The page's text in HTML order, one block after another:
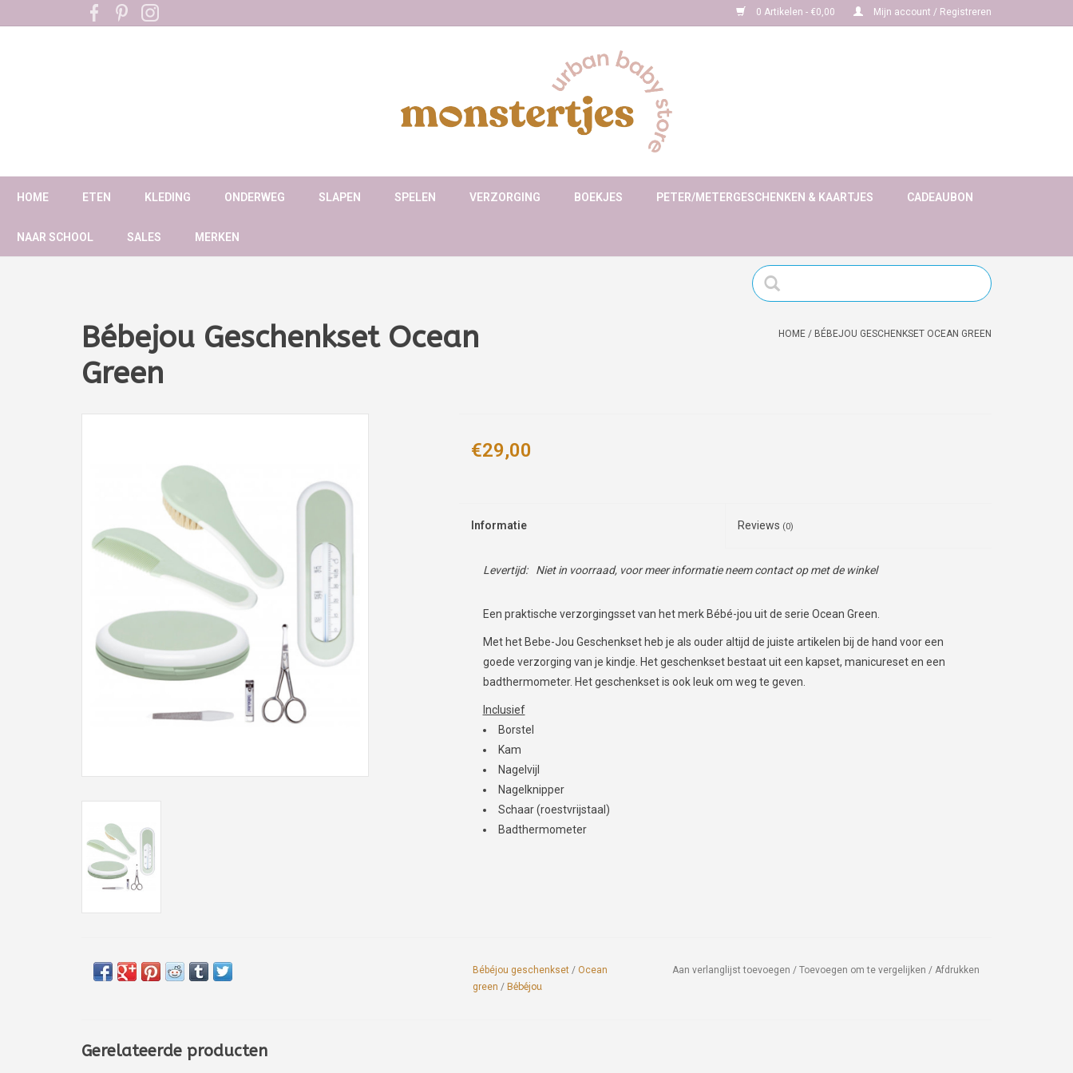
0 Artikelen - €0,00 Mijn account / Registreren
HOME ETEN KLEDING ONDERWEG SLAPEN SPELEN VERZORGING BOEKJES PETER/METERGESCHENKEN & KAARTJES CADEAUBON
NAAR SCHOOL SALES MERKEN
Bébejou Geschenkset Ocean
Green
HOME / BÉBEJOU GESCHENKSET OCEAN GREEN
€29,00
Informatie Reviews (0)
Levertijd: Niet in voorraad, voor meer informatie neem contact op met de winkel
Een praktische verzorgingsset van het merk Bébé-jou uit de serie Ocean Green.
Met het Bebe-Jou Geschenkset heb je als ouder altijd de juiste artikelen bij de hand voor een
goede verzorging van je kindje. Het geschenkset bestaat uit een kapset, manicureset en een
badthermometer. Het geschenkset is ook leuk om weg te geven.
Inclusief
Borstel
Kam
Nagelvijl
Nagelknipper
Schaar (roestvrijstaal)
Badthermometer
Bébéjou geschenkset / Ocean
green / Bébéjou
Aan verlanglijst toevoegen / Toevoegen om te vergelijken / Afdrukken
Gerelateerde producten